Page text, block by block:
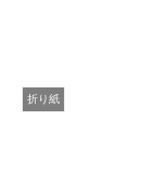
折り紙